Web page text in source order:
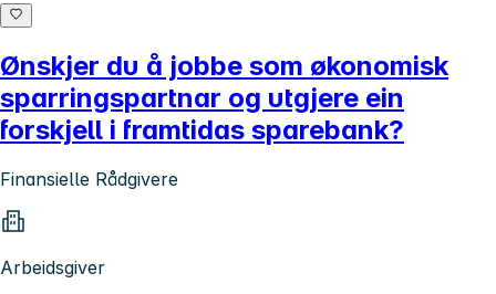
Ønskjer du å jobbe som økonomisk
sparringspartnar og utgjere ein
forskjell i framtidas sparebank?
Finansielle Rådgivere
Arbeidsgiver